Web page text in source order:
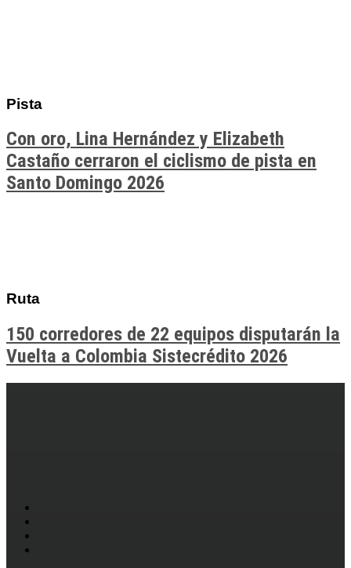
Pista
Con oro, Lina Hernández y Elizabeth
Castaño cerraron el ciclismo de pista en
Santo Domingo 2026
Ruta
150 corredores de 22 equipos disputarán la
Vuelta a Colombia Sistecrédito 2026